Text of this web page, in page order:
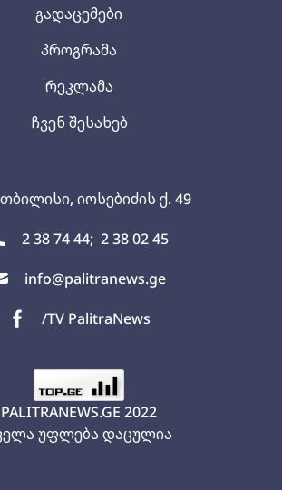
თბილისი, იოსებიძის ქ. 49
2 38 74 44; 2 38 02 45
info@palitranews.ge
/TV PalitraNews
გადაცემები
პროგრამა
რეკლამა
ჩვენ შესახებ
PALITRANEWS.GE 2022
უფლება დაცულია